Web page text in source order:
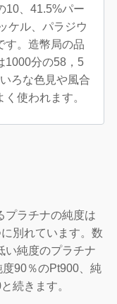
10、41.5%パー
ケル、パラジウ
す。造幣局の品
1000分の58，5
ろな色見や風合
使われます。
プラチナの純度は
別れています。数
い純度のプラチナ
90％のPt900、純
続きます。